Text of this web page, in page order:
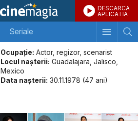
DESCARCA
APLICATIA
Seriale
Ocupație: Actor, regizor, scenarist
Locul naşterii: Guadalajara, Jalisco,
Mexico
Data naşterii: 30.11.1978 (47 ani)